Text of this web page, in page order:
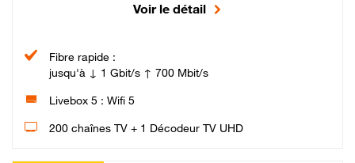
Voir le détail
Fibre rapide :
jusqu'à ↓ 1 Gbit/s ↑ 700 Mbit/s
Livebox 5 : Wifi 5
200 chaînes TV + 1 Décodeur TV UHD